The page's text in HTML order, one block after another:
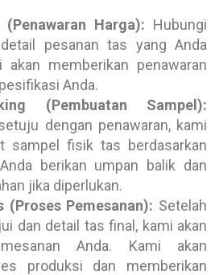
Harga): Hubungi
pesanan tas yang Anda
akan memberikan penawaran
Anda.
(Pembuatan Sampel):
dengan penawaran, kami
sampel fisik tas berdasarkan
berikan umpan balik dan
jika diperlukan.
(Proses Pemesanan): Setelah
dan detail tas final, kami akan
Anda. Kami akan
produksi dan memberikan